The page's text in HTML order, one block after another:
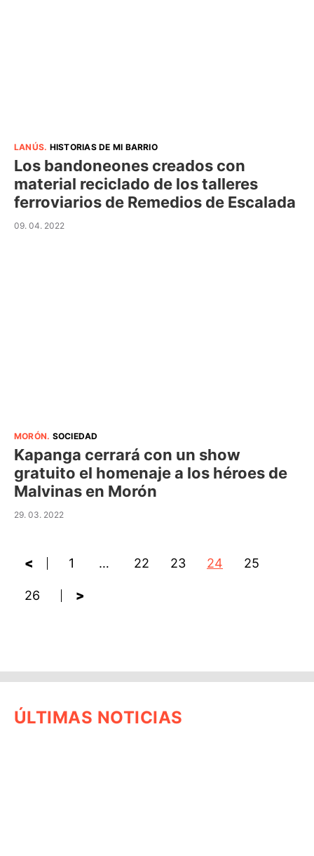
LANÚS. HISTORIAS DE MI BARRIO
Los bandoneones creados con
material reciclado de los talleres
ferroviarios de Remedios de Escalada
09. 04. 2022
MORÓN. SOCIEDAD
Kapanga cerrará con un show
gratuito el homenaje a los héroes de
Malvinas en Morón
29. 03. 2022
< 1 … 22 23 24 25
26 >
ÚLTIMAS NOTICIAS